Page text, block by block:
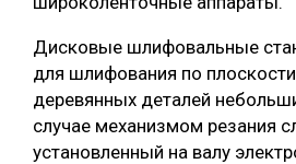
Дисковые шлифовальные
для шлифования по
деревянных деталей
случае механизмом резания
установленный на валу